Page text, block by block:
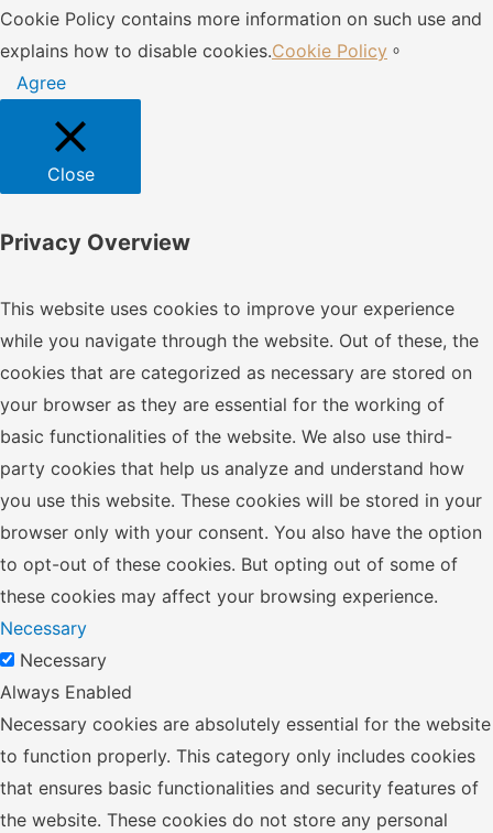
Cookie Policy contains more information on such use and
explains how to disable cookies.Cookie Policy 。
Agree
Close
Privacy Overview
This website uses cookies to improve your experience
while you navigate through the website. Out of these, the
cookies that are categorized as necessary are stored on
your browser as they are essential for the working of
basic functionalities of the website. We also use third-
party cookies that help us analyze and understand how
you use this website. These cookies will be stored in your
browser only with your consent. You also have the option
to opt-out of these cookies. But opting out of some of
these cookies may affect your browsing experience.
Necessary
Necessary
Always Enabled
Necessary cookies are absolutely essential for the website
to function properly. This category only includes cookies
that ensures basic functionalities and security features of
the website. These cookies do not store any personal